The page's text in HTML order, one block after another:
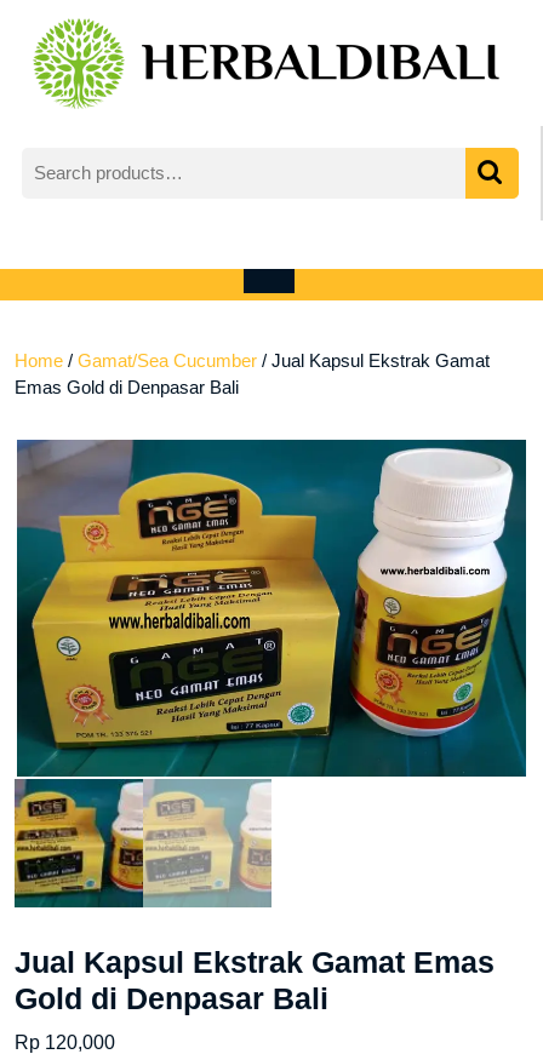
content
for:
Account
cart
Open
Home / Gamat/Sea Cucumber / Jual Kapsul Ekstrak Gamat
Emas Gold di Denpasar Bali
Jual Kapsul Ekstrak Gamat Emas
Gold di Denpasar Bali
Rp 120,000